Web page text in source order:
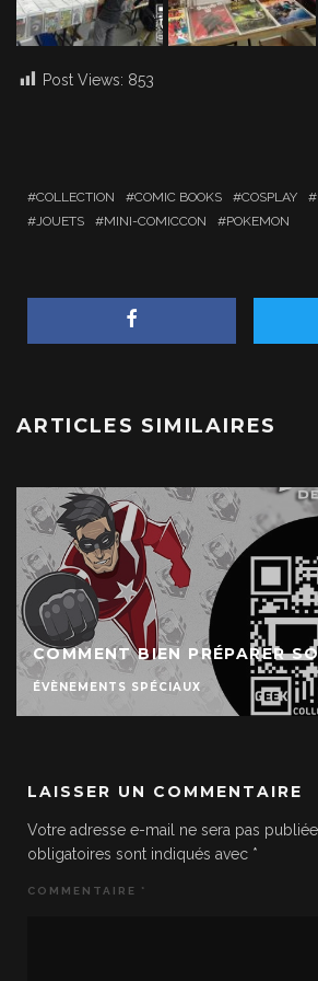
Post Views: 853
COLLECTION COMIC BOOKS COSPLAY
JOUETS
MINI-COMICCON POKEMON
ARTICLES SIMILAIRES
COMMENT BIEN PRÉPARER
ÉVÈNEMENTS SPÉCIAUX
LAISSER UN COMMENTAIRE
Votre adresse e-mail ne sera pas publiée.
obligatoires sont indiqués avec *
COMMENTAIRE *